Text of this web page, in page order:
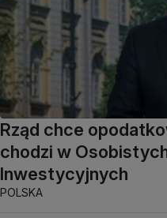
Rząd chce
chodzi w
Inwestycyjnych
POLSKA